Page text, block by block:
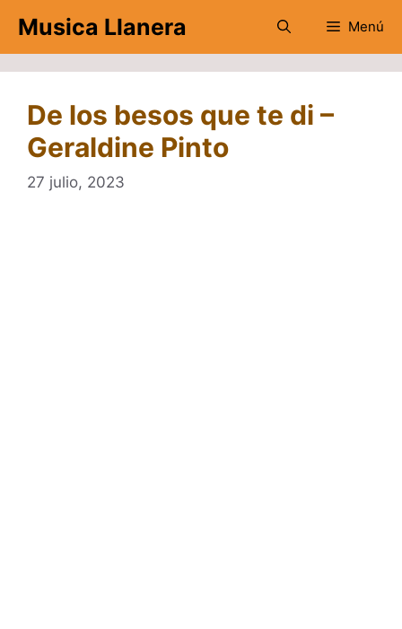
contenido
Musica Llanera Menú
De los besos que te di –
Geraldine Pinto
27 julio, 2023